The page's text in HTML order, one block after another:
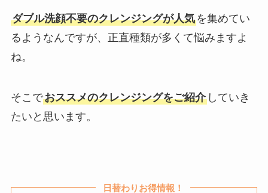
ダブル洗顔不要のクレンジングが人気を集めてい
るようなんですが、正直種類が多くて悩みますよ
ね。
そこでおススメのクレンジングをご紹介していき
たいと思います。
日替わりお得情報！